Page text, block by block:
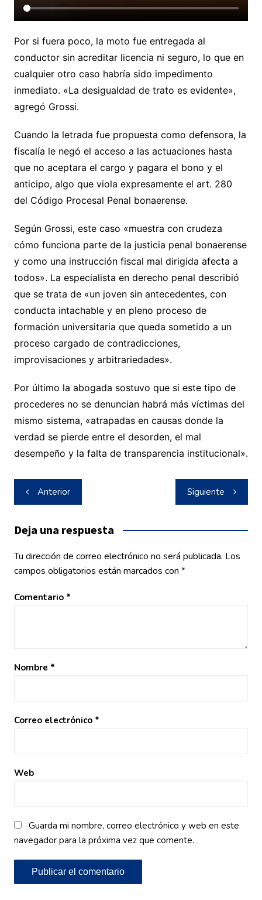
Por si fuera poco, la moto fue entregada al
conductor sin acreditar licencia ni seguro, lo que en
cualquier otro caso habría sido impedimento
inmediato. «La desigualdad de trato es evidente»,
agregó Grossi.
Cuando la letrada fue propuesta como defensora, la
fiscalía le negó el acceso a las actuaciones hasta
que no aceptara el cargo y pagara el bono y el
anticipo, algo que viola expresamente el art. 280
del Código Procesal Penal bonaerense.
Según Grossi, este caso «muestra con crudeza
cómo funciona parte de la justicia penal bonaerense
y como una instrucción fiscal mal dirigida afecta a
todos». La especialista en derecho penal describió
que se trata de «un joven sin antecedentes, con
conducta intachable y en pleno proceso de
formación universitaria que queda sometido a un
proceso cargado de contradicciones,
improvisaciones y arbitrariedades».
Por último la abogada sostuvo que si este tipo de
procederes no se denuncian habrá más víctimas del
mismo sistema, «atrapadas en causas donde la
verdad se pierde entre el desorden, el mal
desempeño y la falta de transparencia institucional».
Navegación
de
entradas
Anterior Siguiente
Deja una respuesta
Tu dirección de correo electrónico no será publicada. Los
campos obligatorios están marcados con *
Comentario *
Nombre *
Correo electrónico *
Web
Guarda mi nombre, correo electrónico y web en este
navegador para la próxima vez que comente.